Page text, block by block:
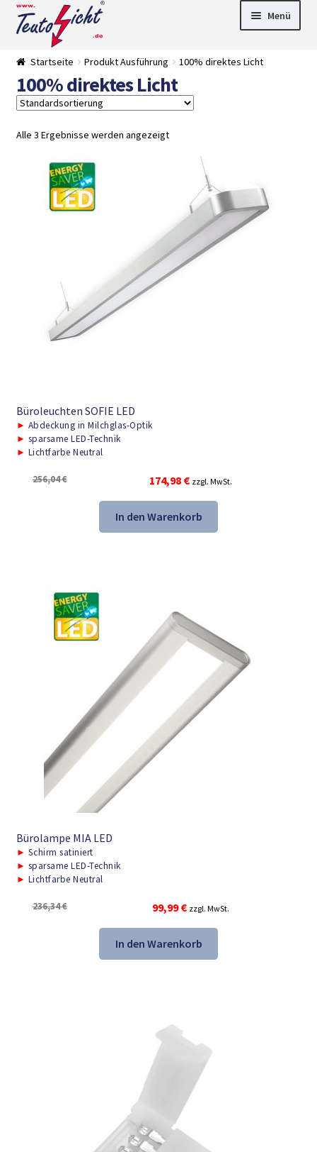
Zur
Navigation
springen
Springe
zum
Menü
► LED Panel
►
Startseite Produkt Ausführung 100% direktes Licht
100% direktes Licht
Alle 3 Ergebnisse werden angezeigt
Büroleuchten SOFIE LED
► Abdeckung in Milchglas-Optik
► sparsame LED-Technik
► Lichtfarbe Neutral
256,04€
Ursprünglicher
Preis
war:
256,04 €
174,98 €Aktueller
Preis
ist:
174,98 €.
zzgl. MwSt.
In den Warenkorb
Bürolampe MIA LED
► Schirm satiniert
► sparsame LED-Technik
► Lichtfarbe Neutral
236,34€
Ursprünglicher
Preis
war:
236,34 €
99,99€Aktueller
Preis
ist:
99,99 €.
zzgl. MwSt.
In den Warenkorb